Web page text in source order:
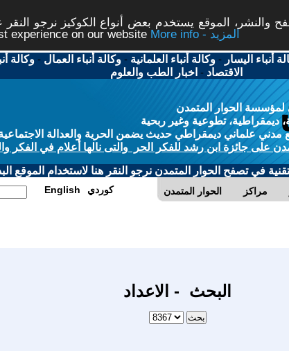
والنشر، الموقع يستخدم بعض أنواع الكوكيز نرجو
experience on our website
More info - المزيد
أنباء اليسار -وكالة أنباء العلمانية -وكالة أنباء العمال -وكالة
الاقتصاد - اخبار الطب والعلوم
لمؤسسة الحوار المتمدن
ديمقراطية، تطوعية وغير ربحية
علماني ديمقراطي حديث يضمن الحرية والعدالة
على جائزة ابن رشد للفكر الحر والتى نالها أعلام في الفكر
في تصفح الحوار المتمدن نرجو النقر هنا لاستخدام الموقع
الحوار المتمدن مراكز English كوردي
البحث - الاعداد